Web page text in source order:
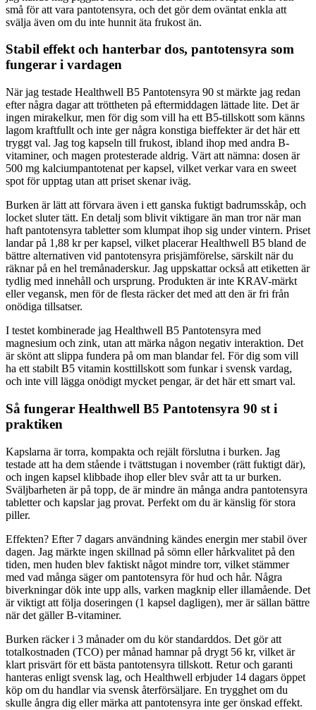
små för att vara pantotensyra, och det gör dem oväntat enkla att
svälja även om du inte hunnit äta frukost än.
Stabil effekt och hanterbar dos, pantotensyra som
fungerar i vardagen
När jag testade Healthwell B5 Pantotensyra 90 st märkte jag redan
efter några dagar att tröttheten på eftermiddagen lättade lite. Det är
ingen mirakelkur, men för dig som vill ha ett B5-tillskott som känns
lagom kraftfullt och inte ger några konstiga bieffekter är det här ett
tryggt val. Jag tog kapseln till frukost, ibland ihop med andra B-
vitaminer, och magen protesterade aldrig. Värt att nämna: dosen är
500 mg kalciumpantotenat per kapsel, vilket verkar vara en sweet
spot för upptag utan att priset skenar iväg.
Burken är lätt att förvara även i ett ganska fuktigt badrumsskåp, och
locket sluter tätt. En detalj som blivit viktigare än man tror när man
haft pantotensyra tabletter som klumpat ihop sig under vintern. Priset
landar på 1,88 kr per kapsel, vilket placerar Healthwell B5 bland de
bättre alternativen vid pantotensyra prisjämförelse, särskilt när du
räknar på en hel tremånaderskur. Jag uppskattar också att etiketten är
tydlig med innehåll och ursprung. Produkten är inte KRAV-märkt
eller vegansk, men för de flesta räcker det med att den är fri från
onödiga tillsatser.
I testet kombinerade jag Healthwell B5 Pantotensyra med
magnesium och zink, utan att märka någon negativ interaktion. Det
är skönt att slippa fundera på om man blandar fel. För dig som vill
ha ett stabilt B5 vitamin kosttillskott som funkar i svensk vardag,
och inte vill lägga onödigt mycket pengar, är det här ett smart val.
Så fungerar Healthwell B5 Pantotensyra 90 st i
praktiken
Kapslarna är torra, kompakta och rejält förslutna i burken. Jag
testade att ha dem stående i tvättstugan i november (rätt fuktigt där),
och ingen kapsel klibbade ihop eller blev svår att ta ur burken.
Sväljbarheten är på topp, de är mindre än många andra pantotensyra
tabletter och kapslar jag provat. Perfekt om du är känslig för stora
piller.
Effekten? Efter 7 dagars användning kändes energin mer stabil över
dagen. Jag märkte ingen skillnad på sömn eller hårkvalitet på den
tiden, men huden blev faktiskt något mindre torr, vilket stämmer
med vad många säger om pantotensyra för hud och hår. Några
biverkningar dök inte upp alls, varken magknip eller illamående. Det
är viktigt att följa doseringen (1 kapsel dagligen), mer är sällan bättre
när det gäller B-vitaminer.
Burken räcker i 3 månader om du kör standarddos. Det gör att
totalkostnaden (TCO) per månad hamnar på drygt 56 kr, vilket är
klart prisvärt för ett bästa pantotensyra tillskott. Retur och garanti
hanteras enligt svensk lag, och Healthwell erbjuder 14 dagars öppet
köp om du handlar via svensk återförsäljare. En trygghet om du
skulle ångra dig eller märka att pantotensyra inte ger önskad effekt.